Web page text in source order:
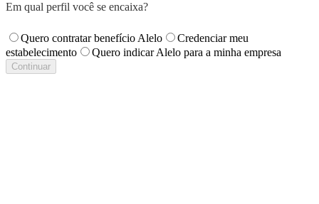
Em qual perfil você se encaixa?
Quero contratar benefício Alelo
Credenciar meu
estabelecimento
Quero indicar Alelo para a minha empresa
Continuar